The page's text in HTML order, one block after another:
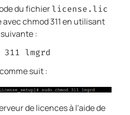
du fichierlicense.lic
chmod 311 en utilisant
:
311 lmgrd
suit :
de licences à l'aide de